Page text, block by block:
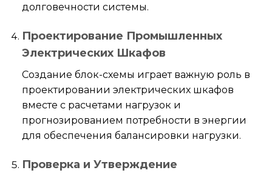
долговечности системы.
Проектирование Промышленных
Электрических Шкафов
Создание блок-схемы играет важную роль в
проектировании электрических шкафов
вместе с расчетами нагрузок и
прогнозированием потребности в энергии
для обеспечения балансировки нагрузки.
Проверка и Утверждение